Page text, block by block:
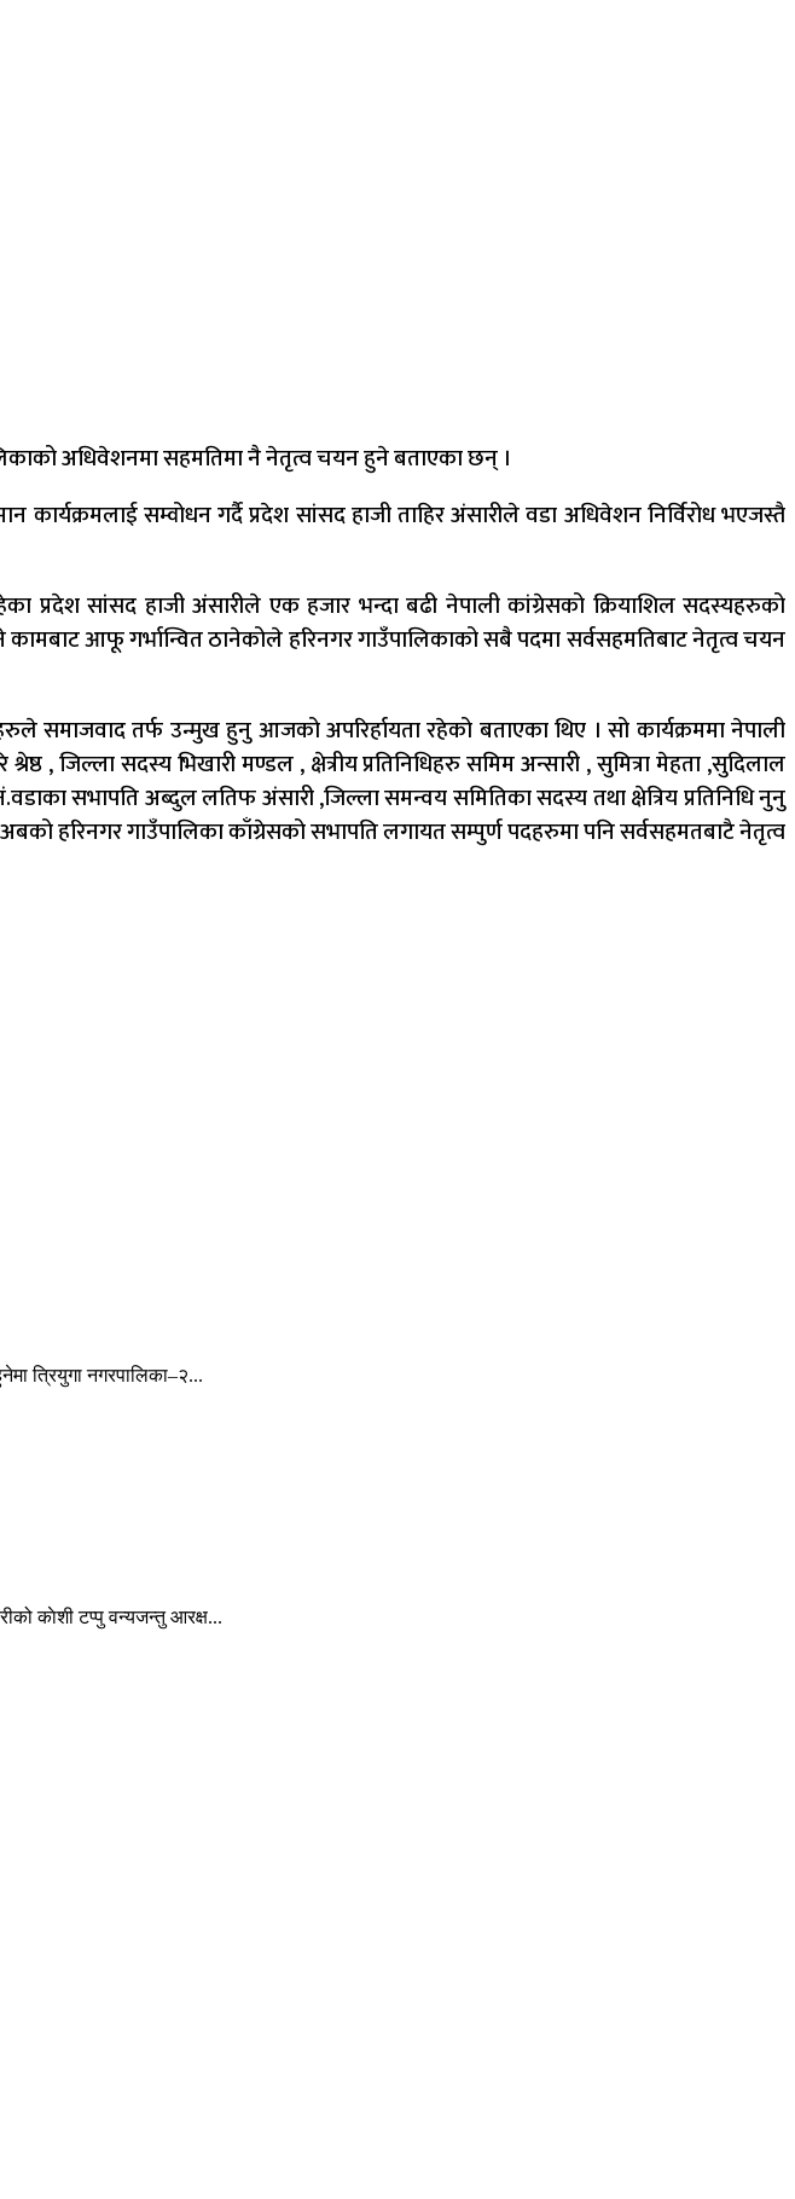
अधिवेशनमा सहमतिमा नै नेतृत्व चयन हुने बताएका छन् ।
कार्यक्रमलाई सम्वोधन गर्दै प्रदेश सांसद हाजी ताहिर अंसारीले वडा अधिवेशन निर्विरोध भएजस्तै
प्रदेश सांसद हाजी अंसारीले एक हजार भन्दा बढी नेपाली कांग्रेसको क्रियाशिल सदस्यहरुको
कामबाट आफू गर्भान्वित ठानेकोले हरिनगर गाउँपालिकाको सबै पदमा सर्वसहमतिबाट नेतृत्व चयन
समाजवाद तर्फ उन्मुख हुनु आजको अपरिर्हायता रहेको बताएका थिए । सो कार्यक्रममा नेपाली
, जिल्ला सदस्य भिखारी मण्डल , क्षेत्रीय प्रतिनिधिहरु समिम अन्सारी , सुमित्रा मेहता ,सुदिलाल
सभापति अब्दुल लतिफ अंसारी ,जिल्ला समन्वय समितिका सदस्य तथा क्षेत्रिय प्रतिनिधि नुनु
हरिनगर गाउँपालिका काँग्रेसको सभापति लगायत सम्पुर्ण पदहरुमा पनि सर्वसहमतबाटै नेतृत्व
त्रियुगा नगरपालिका–२...
काेशी टप्पु वन्यजन्तु आरक्ष...